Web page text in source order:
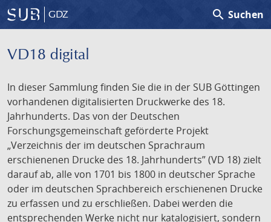
GDZ search Suchen
VD18 digital
In dieser Sammlung finden Sie die in der SUB Göttingen
vorhandenen digitalisierten Druckwerke des 18.
Jahrhunderts. Das von der Deutschen
Forschungsgemeinschaft geförderte Projekt
„Verzeichnis der im deutschen Sprachraum
erschienenen Drucke des 18. Jahrhunderts” (VD 18) zielt
darauf ab, alle von 1701 bis 1800 in deutscher Sprache
oder im deutschen Sprachbereich erschienenen Drucke
zu erfassen und zu erschließen. Dabei werden die
entsprechenden Werke nicht nur katalogisiert, sondern